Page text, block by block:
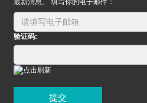
最新消息。 填写你的电子邮件：
验证码:
提交